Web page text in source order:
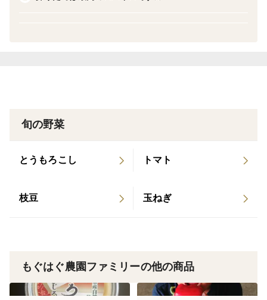
解凍後、お手軽に専門店の味をお楽しみ頂ける便利で格
また、チューブ式で扱いやすく、必要な分だけ取り出し
自然薯は、ヒゲを丁寧に焼き、皮ごとすりおろすこと
水揚げされた新鮮なサバとサワラを中心に昆布を加えた
自慢のだし汁です。
旬の野菜
とうもろこし トマト
枝豆 玉ねぎ
もぐはぐ農園ファミリーの他の商品